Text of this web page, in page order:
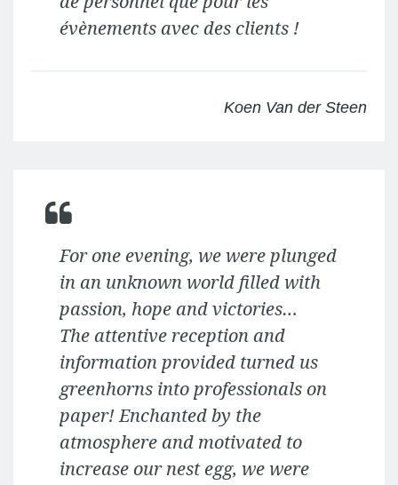
évènements avec des clients !
Koen Van der Steen
For one evening, we were plunged
in an unknown world filled with
passion, hope and victories…
The attentive reception and
information provided turned us
greenhorns into professionals on
paper! Enchanted by the
atmosphere and motivated to
increase our nest egg, we were